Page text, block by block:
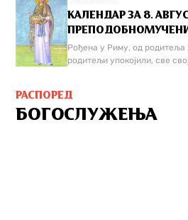
КАЛЕНДАР ЗА 8.
Рођена у Риму, од родитеља
родитељи упокојили, све
РАСПОРЕД
БОГОСЛУЖЕЊА